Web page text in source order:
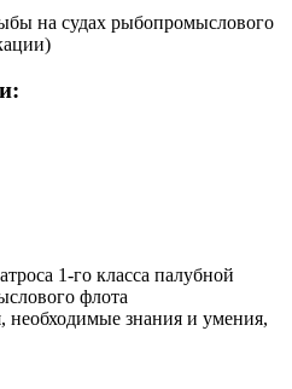
на судах рыбопромыслового
1-го класса палубной
флота
необходимые знания и умения,